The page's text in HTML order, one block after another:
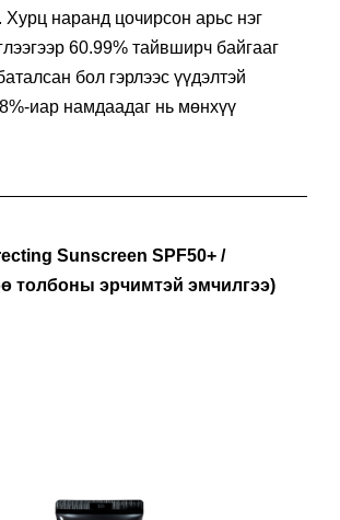
наранд цочирсон арьс нэг
60.99% тайвширч байгааг
бол гэрлээс үүдэлтэй
иар намдаадаг нь мөнхүү
Sunscreen SPF50+ /
толбоны эрчимтэй эмчилгээ)